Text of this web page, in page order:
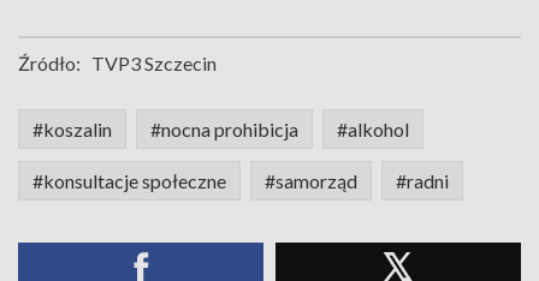
Źródło: TVP3 Szczecin
#koszalin #nocna prohibicja #alkohol
#konsultacje społeczne #samorząd #radni